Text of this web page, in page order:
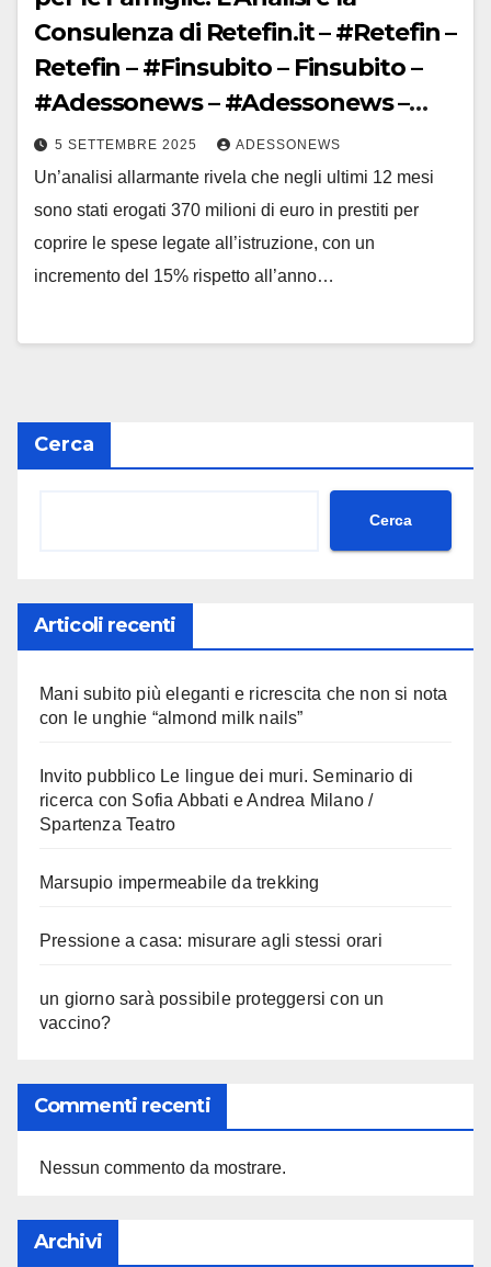
Consulenza di Retefin.it – #Retefin –
Retefin – #Finsubito – Finsubito –
#Adessonews – #Adessonews –
#Finsubito – Adessonews
5 SETTEMBRE 2025 ADESSONEWS
Un’analisi allarmante rivela che negli ultimi 12 mesi
sono stati erogati 370 milioni di euro in prestiti per
coprire le spese legate all’istruzione, con un
incremento del 15% rispetto all’anno…
Cerca
Cerca
Articoli recenti
Mani subito più eleganti e ricrescita che non si nota
con le unghie “almond milk nails”
Invito pubblico Le lingue dei muri. Seminario di
ricerca con Sofia Abbati e Andrea Milano /
Spartenza Teatro
Marsupio impermeabile da trekking
Pressione a casa: misurare agli stessi orari
un giorno sarà possibile proteggersi con un
vaccino?
Commenti recenti
Nessun commento da mostrare.
Archivi